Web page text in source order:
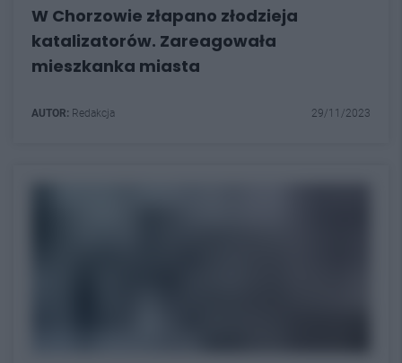
W Chorzowie złapano złodzieja
katalizatorów. Zareagowała
mieszkanka miasta
AUTOR: Redakcja 29/11/2023